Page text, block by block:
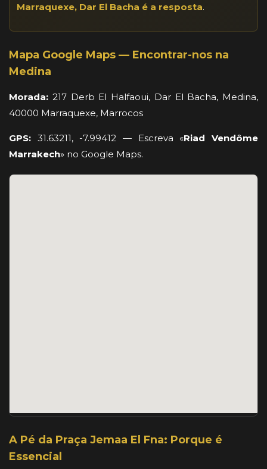
Marraquexe, Dar El Bacha é a resposta.
Mapa Google Maps — Encontrar-nos na
Medina
Morada: 217 Derb El Halfaoui, Dar El Bacha, Medina,
40000 Marraquexe, Marrocos
GPS: 31.63211, -7.99412 — Escreva «Riad Vendôme
Marrakech» no Google Maps.
A Pé da Praça Jemaa El Fna: Porque é
Essencial